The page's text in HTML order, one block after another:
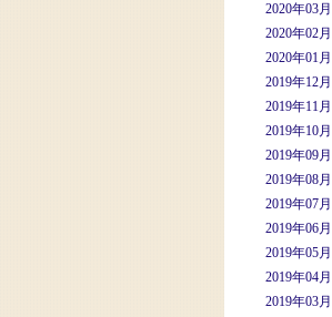
2020年03月
2020年02月
2020年01月
2019年12月
2019年11月
2019年10月
2019年09月
2019年08月
2019年07月
2019年06月
2019年05月
2019年04月
2019年03月